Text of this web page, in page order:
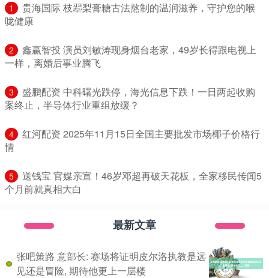
1
​贵海国际 枝翆梨膏糖古法熬制的温润滋养，守护您的喉
咙健康
2
​鑫赢智投 演员刘敏涛现身烟台老家，49岁长得跟电视上
一样，离婚后事业腾飞
3
​盛鹏配资 中科曙光跌停，海光信息下跌！一日两起收购
案终止，半导体行业重组放缓？
4
​红河配资 2025年11月15日全国主要批发市场椰子价格行
情
5
​送钱宝 官媒亲宣！46岁邓超再破天花板，全家移民传闻5
个月前就真相大白
最新文章
张吧策路 意部长: 赛场将证明皮尔洛执教是远
见还是冒险, 期待他更上一层楼